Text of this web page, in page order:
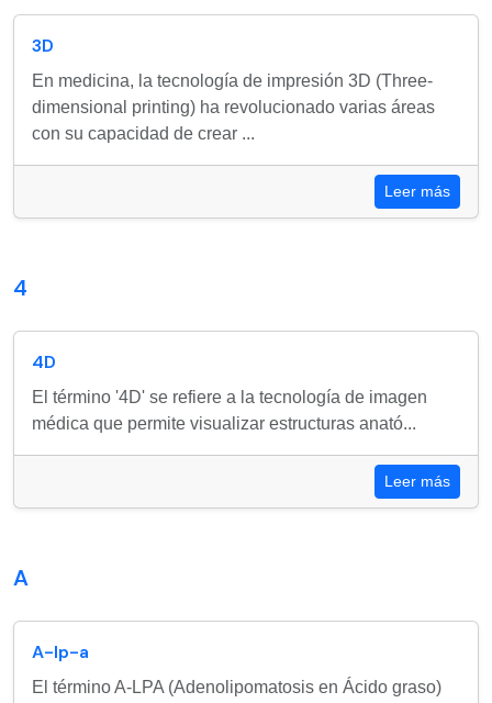
3D
En medicina, la tecnología de impresión 3D (Three-
dimensional printing) ha revolucionado varias áreas
con su capacidad de crear ...
Leer más
4
4D
El término '4D' se refiere a la tecnología de imagen
médica que permite visualizar estructuras anató...
Leer más
A
A-lp-a
El término A-LPA (Adenolipomatosis en Ácido graso)